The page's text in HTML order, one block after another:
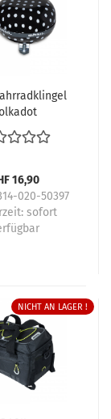
16,90
020-50397
sofort
NICHT AN LAGER !